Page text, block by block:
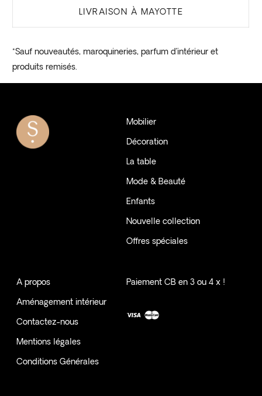
LIVRAISON À MAYOTTE
*Sauf nouveautés, maroquineries, parfum d’intérieur et
produits remisés.
Mobilier
Décoration
La table
Mode & Beauté
Enfants
Nouvelle collection
Offres spéciales
A propos
Aménagement intérieur
Contactez-nous
Mentions légales
Conditions Générales
Paiement CB en 3 ou 4 x !